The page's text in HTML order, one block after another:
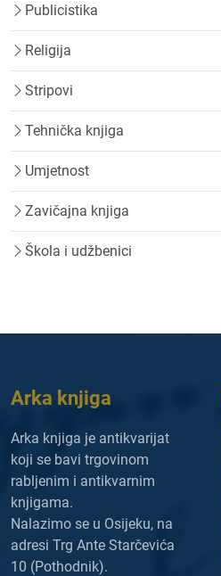
Publicistika
Religija
Stripovi
Tehnička knjiga
Umjetnost
Zavičajna knjiga
Škola i udžbenici
Arka knjiga
Arka knjiga je antikvarijat
koji se bavi trgovinom
rabljenim i antikvarnim
knjigama.
Nalazimo se u Osijeku, na
adresi Trg Ante Starčevića
10 (Pothodnik).